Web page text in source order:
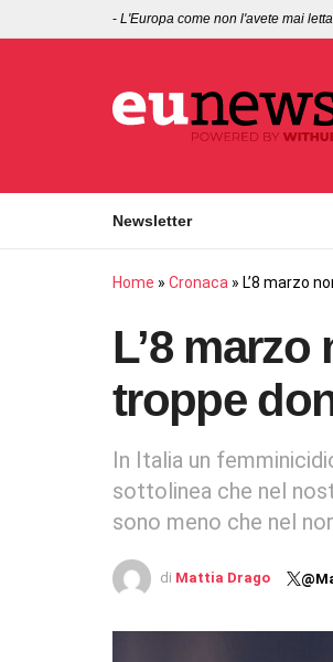
- L'Europa come non l'avete mai letta
Newsletter
Home » Cronaca » L’8 marzo
L’8
troppe
In Italia un
sottolinea che nel
sono meno che nel
di Mattia Drago